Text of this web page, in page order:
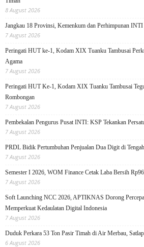
8 August 2026
Jangkau 18 Provinsi, Kemenkum dan Perhimpunan
7 August 2026
Peringati HUT ke-1, Kodam XIX Tuanku Tambusai
Agama
7 August 2026
Peringati HUT Ke-1, Kodam XIX Tuanku Tambusai
Rombongan
7 August 2026
Pembekalan Pengurus Pusat INTI: KSP Tekankan
7 August 2026
PRDL Bidik Pertumbuhan Penjualan Dua Digit di
7 August 2026
Semester I 2026, WOM Finance Cetak Laba Bersih
7 August 2026
Soft Launching NCC 2026, APTIKNAS Dorong
Memperkuat Kedaulatan Digital Indonesia
7 August 2026
Duduk Perkara 53 Ton Pasir Timah di Air Merbau,
6 August 2026